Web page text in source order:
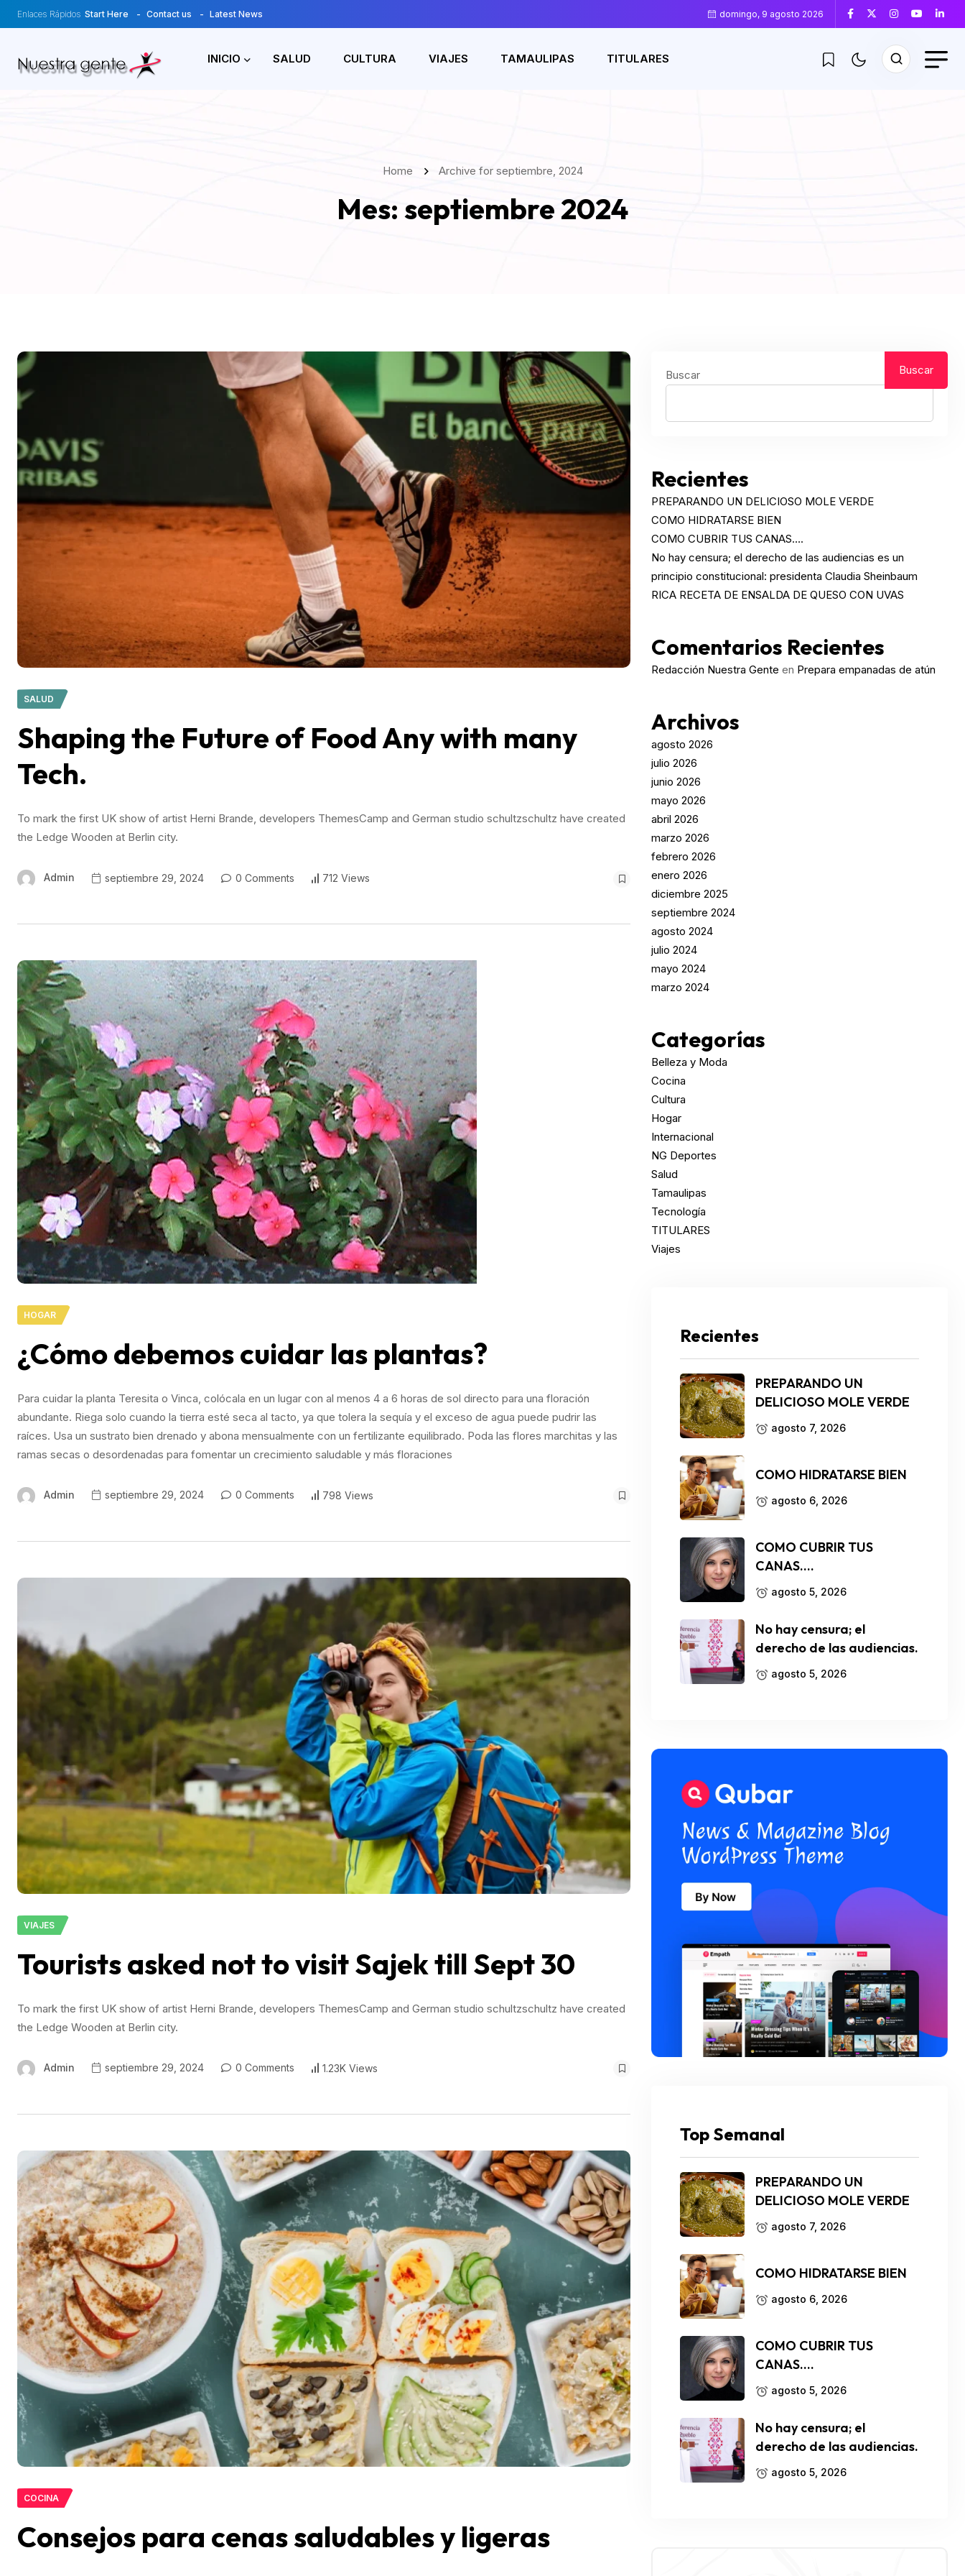
Enlaces Rápidos Start Here Contact us Latest News domingo, 9 agosto 2026
INICIO SALUD CULTURA VIAJES TAMAULIPAS TITULARES
Home Archive for septiembre, 2024
Mes: septiembre 2024
SALUD
Shaping the Future of Food Any with many
Tech.
To mark the first UK show of artist Herni Brande, developers ThemesCamp and German studio schultzschultz have created
the Ledge Wooden at Berlin city.
Admin septiembre 29, 2024 0 Comments 712 Views
HOGAR
¿Cómo debemos cuidar las plantas?
Para cuidar la planta Teresita o Vinca, colócala en un lugar con al menos 4 a 6 horas de sol directo para una floración
abundante. Riega solo cuando la tierra esté seca al tacto, ya que tolera la sequía y el exceso de agua puede pudrir las
raíces. Usa un sustrato bien drenado y abona mensualmente con un fertilizante equilibrado. Poda las flores marchitas y las
ramas secas o desordenadas para fomentar un crecimiento saludable y más floraciones
Admin septiembre 29, 2024 0 Comments 798 Views
VIAJES
Tourists asked not to visit Sajek till Sept 30
To mark the first UK show of artist Herni Brande, developers ThemesCamp and German studio schultzschultz have created
the Ledge Wooden at Berlin city.
Admin septiembre 29, 2024 0 Comments 1.23K Views
COCINA
Consejos para cenas saludables y ligeras
Buscar Buscar
Recientes
PREPARANDO UN DELICIOSO MOLE VERDE
COMO HIDRATARSE BIEN
COMO CUBRIR TUS CANAS….
No hay censura; el derecho de las audiencias es un
principio constitucional: presidenta Claudia Sheinbaum
RICA RECETA DE ENSALDA DE QUESO CON UVAS
Comentarios Recientes
Redacción Nuestra Gente en Prepara empanadas de atún
Archivos
agosto 2026
julio 2026
junio 2026
mayo 2026
abril 2026
marzo 2026
febrero 2026
enero 2026
diciembre 2025
septiembre 2024
agosto 2024
julio 2024
mayo 2024
marzo 2024
Categorías
Belleza y Moda
Cocina
Cultura
Hogar
Internacional
NG Deportes
Salud
Tamaulipas
Tecnología
TITULARES
Viajes
Recientes
PREPARANDO UN
DELICIOSO MOLE VERDE
agosto 7, 2026
COMO HIDRATARSE BIEN
agosto 6, 2026
COMO CUBRIR TUS
CANAS….
agosto 5, 2026
No hay censura; el
derecho de las audiencias.
agosto 5, 2026
Top Semanal
PREPARANDO UN
DELICIOSO MOLE VERDE
agosto 7, 2026
COMO HIDRATARSE BIEN
agosto 6, 2026
COMO CUBRIR TUS
CANAS….
agosto 5, 2026
No hay censura; el
derecho de las audiencias.
agosto 5, 2026